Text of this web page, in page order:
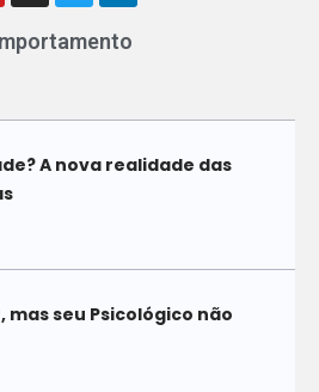
A nova realidade das
mas seu Psicológico não